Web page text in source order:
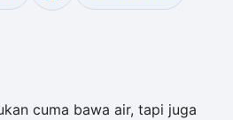
cuma bawa air, tapi juga